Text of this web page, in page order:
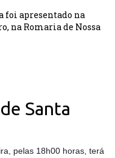
foi apresentado na
na Romaria de Nossa
Santa
pelas 18h00 horas, terá